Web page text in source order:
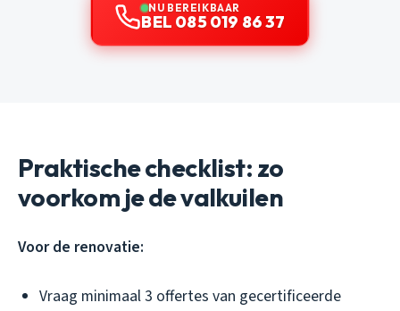
NU BEREIKBAAR
BEL 085 019 86 37
Praktische checklist: zo
voorkom je de valkuilen
Voor de renovatie:
Vraag minimaal 3 offertes van gecertificeerde